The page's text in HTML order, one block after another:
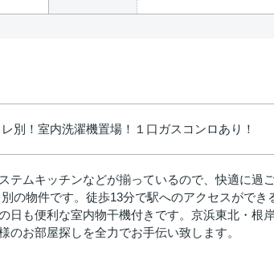
別！室内洗濯機置場！１口ガスコンロあり！
テムキッチンなどが揃っているので、快適に過
の物件です。徒歩13分で駅へのアクセスがで
日も便利な室内物干機付きです。京浜東北・根
のお部屋探しを全力でお手伝い致します。